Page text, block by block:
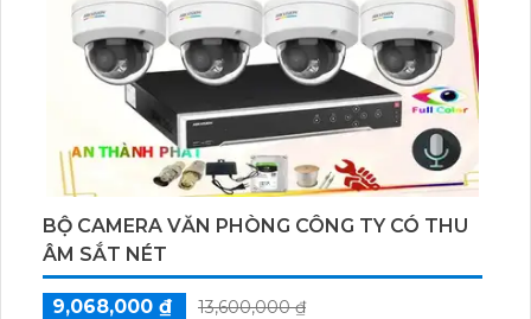
này đáp ứng mọi yêu cầu giám sát của bạn.
BỘ CAMERA VĂN PHÒNG CÔNG TY CÓ THU
ÂM SẮT NÉT
9,068,000 ₫
13,600,000 ₫